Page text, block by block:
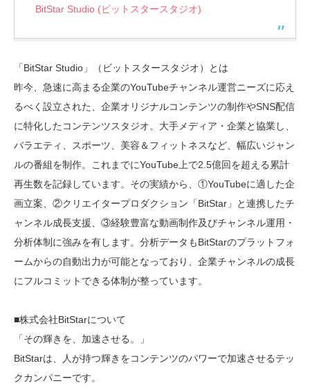
BitStar Studio (ビットスタースタジオ)
「BitStar Studio」（ビットスタースタジオ）とは
昨今、急速に高まる企業のYouTubeチャンネル運営ニーズに応え
るべく設立された、企業オリジナルコンテンツの制作やSNS配信
に特化したコンテンツスタジオ。大手メディア・企業と協業し、
バラエティ、スポーツ、美容＆フィットネスなど、幅広いジャン
ルの番組を制作。これまでにYouTube上で2.5億回を超える累計
再生数を記録しています。その実績から、①YouTubeに適した企
画立案、②クリエイタープロダクション「BitStar」と連携したチ
ャンネル成長支援、③経験豊富な動画制作及びチャンネル運用・
分析体制に強みを有します。分析データもBitStarのプラットフォ
ームからの自動出力が可能となっており、企業チャンネルの成長
にフルコミットできる体制が整っています。
■株式会社BitStarについて
「その輝きを、加速させる。」
BitStarは、人が持つ輝きをコンテンツのパワーで加速させるテッ
クカンパニーです。